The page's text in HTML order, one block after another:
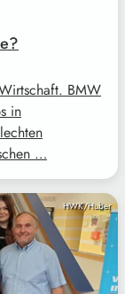
BMW
in
…
HWK/Huber